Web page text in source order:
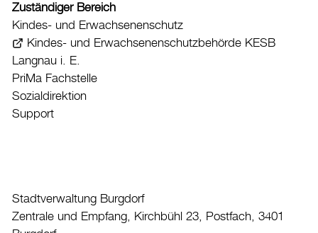
Wirtschaft
Aktuelles
Burgdorf baut
Home
Stadtplan
Drucken
Zuständiger Bereich
Kindes- und Erwachsenenschutz
Kindes- und Erwachsenenschutzbehörde KESB
Langnau i. E.
PriMa Fachstelle
Sozialdirektion
Support
Stadtverwaltung Burgdorf
Zentrale und Empfang, Kirchbühl 23, Postfach, 3401